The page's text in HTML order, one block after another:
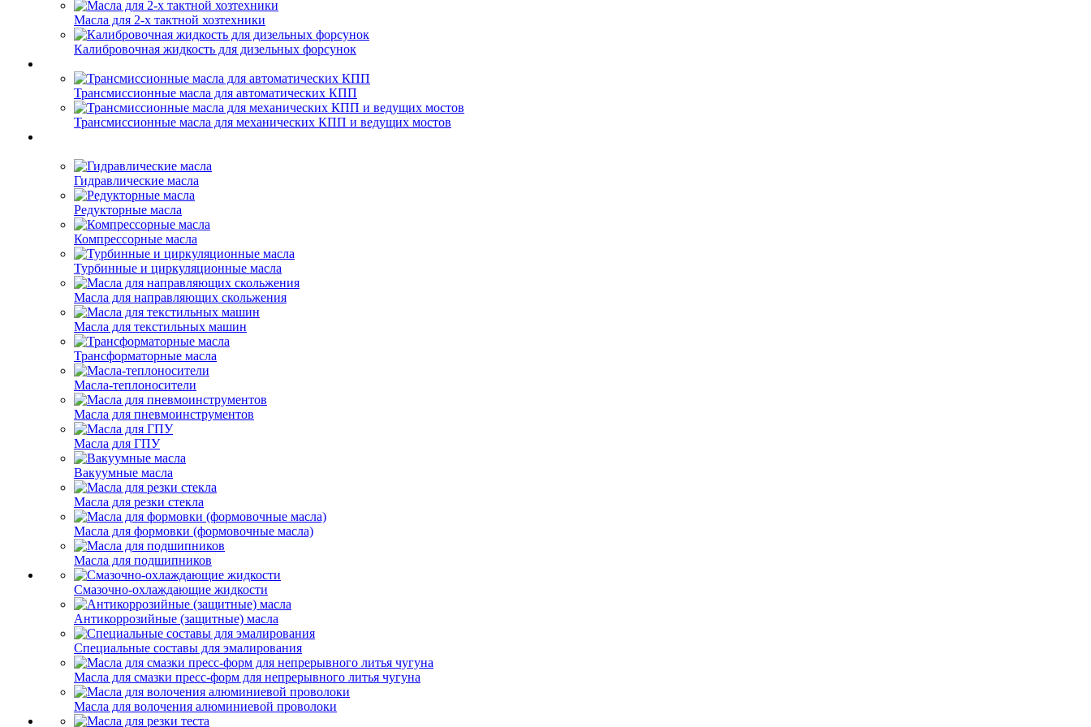
Масла для 2-х тактной хозтехники
Калибровочная жидкость для дизельных форсунок
Трансмиссионные масла для автоматических КПП
Трансмиссионные масла для механических КПП и ведущих мостов
Гидравлические масла
Редукторные масла
Компрессорные масла
Турбинные и циркуляционные масла
Масла для направляющих скольжения
Масла для текстильных машин
Трансформаторные масла
Масла-теплоносители
Масла для пневмоинструментов
Масла для ГПУ
Вакуумные масла
Масла для резки стекла
Масла для формовки (формовочные масла)
Масла для подшипников
Смазочно-охлаждающие жидкости
Антикоррозийные (защитные) масла
Специальные составы для эмалирования
Масла для смазки пресс-форм для непрерывного литья чугуна
Масла для волочения алюминиевой проволоки